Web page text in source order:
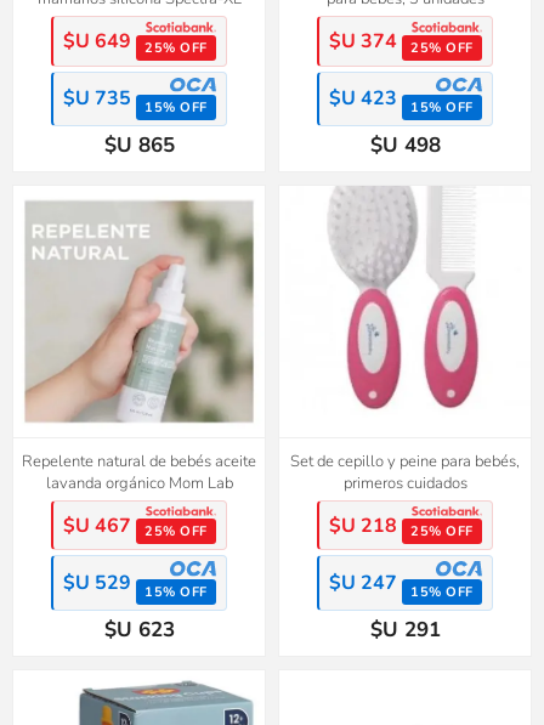
$U 649 25% OFF
$U 735 15% OFF
$U 865
$U 374 25% OFF
$U 423 15% OFF
$U 498
Repelente natural de bebés aceite
lavanda orgánico Mom Lab
$U 467 25% OFF
$U 529 15% OFF
$U 623
Set de cepillo y peine para bebés,
primeros cuidados
$U 218 25% OFF
$U 247 15% OFF
$U 291